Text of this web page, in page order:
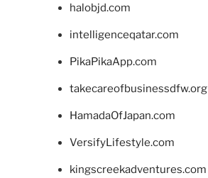
halobjd.com
intelligenceqatar.com
PikaPikaApp.com
takecareofbusinessdfw.org
HamadaOfJapan.com
VersifyLifestyle.com
kingscreekadventures.com